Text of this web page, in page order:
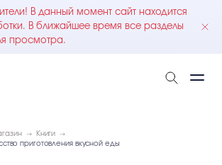
В данный момент сайт находится
В ближайшее время все разделы
просмотра.
Книги
приготовления вкусной еды